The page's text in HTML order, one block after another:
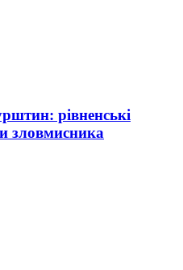
рівненські
зловмисника